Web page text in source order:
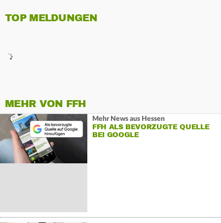
TOP MELDUNGEN
MEHR VON FFH
Mehr News aus Hessen
FFH ALS BEVORZUGTE QUELLE
BEI GOOGLE